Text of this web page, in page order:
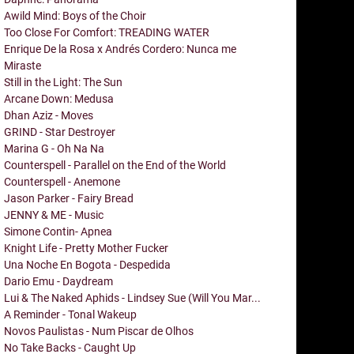
Awild Mind: Boys of the Choir
Too Close For Comfort: TREADING WATER
Enrique De la Rosa x Andrés Cordero: Nunca me
Miraste
Still in the Light: The Sun
Arcane Down: Medusa
Dhan Aziz - Moves
GRIND - Star Destroyer
Marina G - Oh Na Na
Counterspell - Parallel on the End of the World
Counterspell - Anemone
Jason Parker - Fairy Bread
JENNY & ME - Music
Simone Contin- Apnea
Knight Life - Pretty Mother Fucker
Una Noche En Bogota - Despedida
Dario Emu - Daydream
Lui & The Naked Aphids - Lindsey Sue (Will You Mar...
A Reminder - Tonal Wakeup
Novos Paulistas - Num Piscar de Olhos
No Take Backs - Caught Up